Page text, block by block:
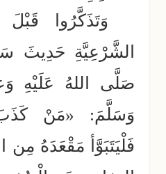
وَتَذَكَّرُوا قَبْلَ
الشَّرْعِيَّةِ حَدِيثَ
صَلَّى اللهُ عَلَيْهِ
وَسَلَّمَ: «مَنْ
فَلْيَتَبَوَّأ مَقْعَدَهُ مِن